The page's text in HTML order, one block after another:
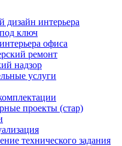
дизайн интерьера
ключ
офиса
ремонт
надзор
услуги
проекты (стар)
технического задания